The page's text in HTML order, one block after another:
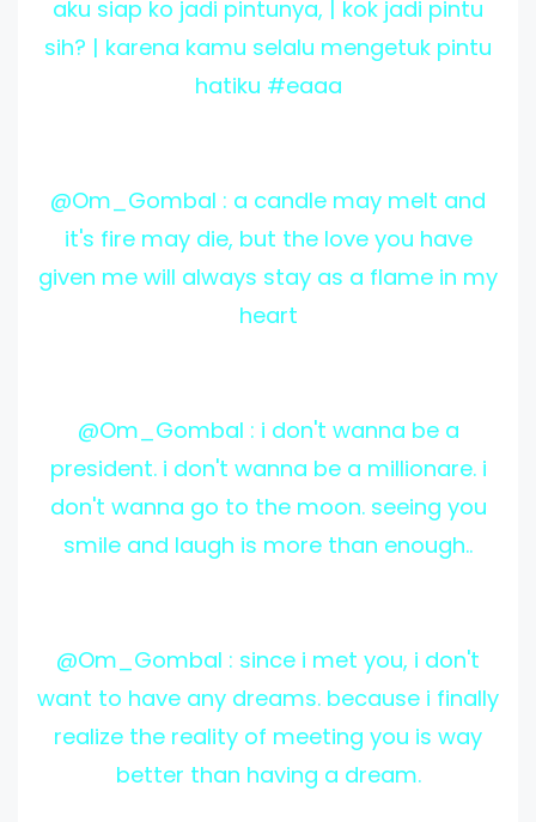
aku siap ko jadi pintunya, | kok jadi pintu
sih? | karena kamu selalu mengetuk pintu
hatiku #eaaa
@Om_Gombal : a candle may melt and
it's fire may die, but the love you have
given me will always stay as a flame in my
heart
@Om_Gombal : i don't wanna be a
president. i don't wanna be a millionare. i
don't wanna go to the moon. seeing you
smile and laugh is more than enough..
@Om_Gombal : since i met you, i don't
want to have any dreams. because i finally
realize the reality of meeting you is way
better than having a dream.